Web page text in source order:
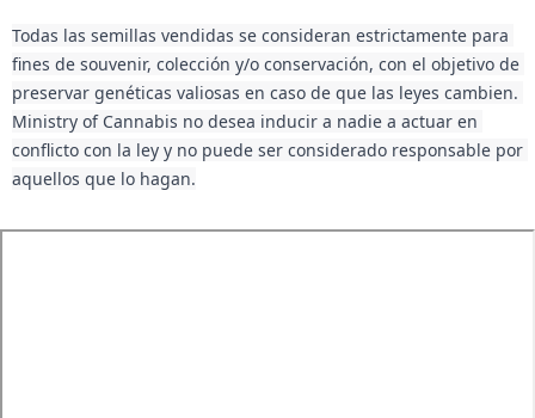
Todas las semillas vendidas se consideran estrictamente para
fines de souvenir, colección y/o conservación, con el objetivo de
preservar genéticas valiosas en caso de que las leyes cambien.
Ministry of Cannabis no desea inducir a nadie a actuar en
conflicto con la ley y no puede ser considerado responsable por
aquellos que lo hagan.